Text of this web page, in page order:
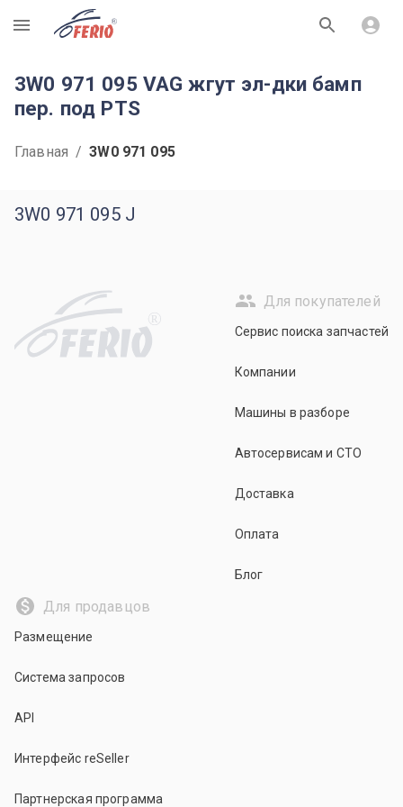
R
3W0 971 095 VAG жгут эл-дки бамп
пер. под PTS
Главная / 3W0 971 095
3W0 971 095 J
R
Для покупателей
Сервис поиска запчастей
Компании
Машины в разборе
Автосервисам и СТО
Доставка
Оплата
Блог
Для продавцов
Размещение
Система запросов
API
Интерфейс reSeller
Партнерская программа